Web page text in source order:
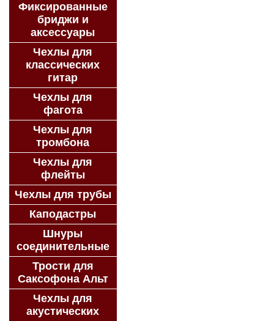
Фиксированные
бриджи и
аксессуары
Чехлы для
классических
гитар
Чехлы для
фагота
Чехлы для
тромбона
Чехлы для
флейты
Чехлы для трубы
Каподастры
Шнуры
соединительные
Трости для
Саксофона Альт
Чехлы для
акустических